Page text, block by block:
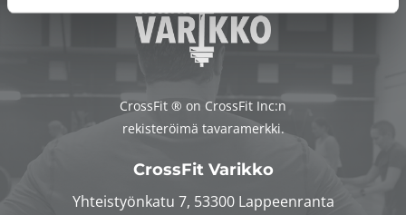
CrossFit ® on CrossFit Inc:n
rekisteröimä tavaramerkki.
CrossFit Varikko
Yhteistyönkatu 7, 53300 Lappeenranta